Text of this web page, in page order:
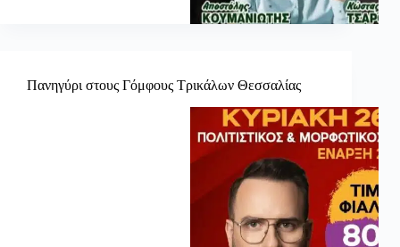
Πανηγύρι στους Γόμφους Τρικάλων Θεσσαλίας